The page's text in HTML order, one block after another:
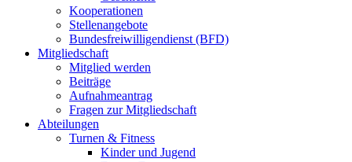
Kooperationen
Stellenangebote
Bundesfreiwilligendienst (BFD)
Mitgliedschaft
Mitglied werden
Beiträge
Aufnahmeantrag
Fragen zur Mitgliedschaft
Abteilungen
Turnen & Fitness
Kinder und Jugend